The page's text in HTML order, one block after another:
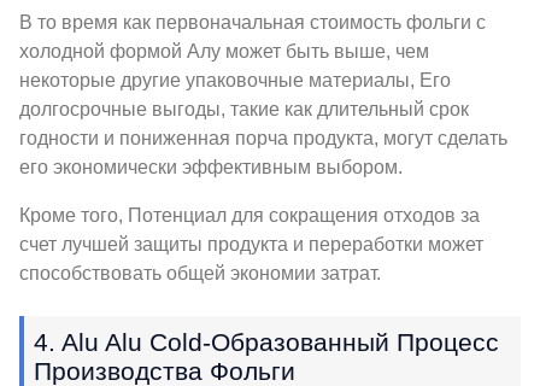
В то время как первоначальная стоимость фольги с
холодной формой Алу может быть выше, чем
некоторые другие упаковочные материалы, Его
долгосрочные выгоды, такие как длительный срок
годности и пониженная порча продукта, могут сделать
его экономически эффективным выбором.
Кроме того, Потенциал для сокращения отходов за
счет лучшей защиты продукта и переработки может
способствовать общей экономии затрат.
4. Alu Alu Cold-Образованный Процесс
Производства Фольги